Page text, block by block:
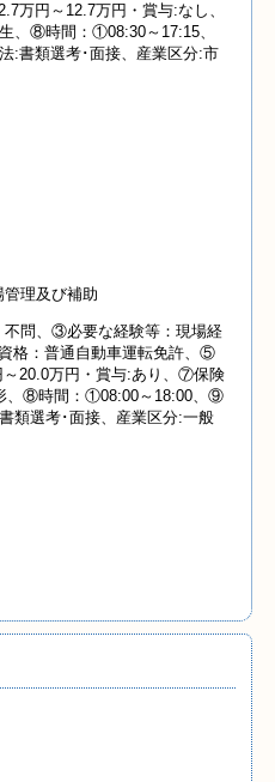
万円～12.7万円・賞与:なし、
、⑧時間：①08:30～17:15、
書類選考･面接、産業区分:市
理及び補助
問、③必要な経験等：現場経
格：普通自動車運転免許、⑤
20.0万円・賞与:あり、⑦保険
、⑧時間：①08:00～18:00、⑨
類選考･面接、産業区分:一般